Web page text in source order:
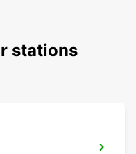
stations